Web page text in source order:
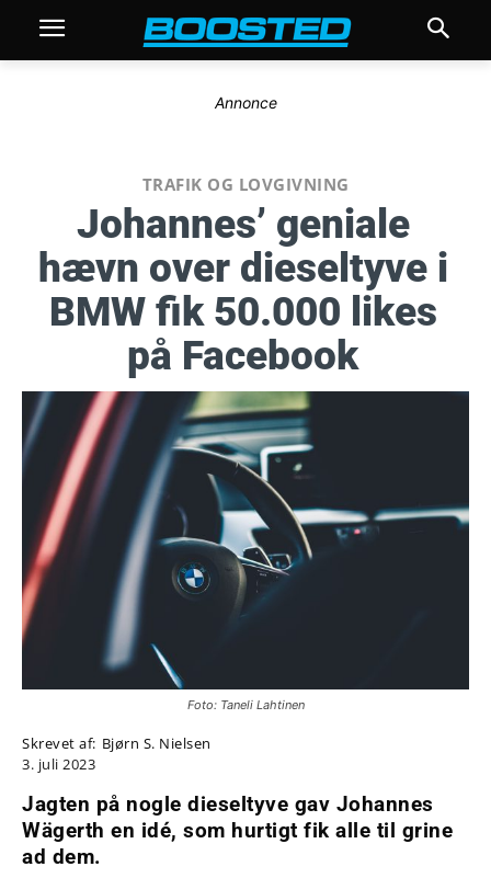
Annonce
TRAFIK OG LOVGIVNING
Johannes’ geniale
hævn over dieseltyve i
BMW fik 50.000 likes
på Facebook
Foto: Taneli Lahtinen
Skrevet af: Bjørn S. Nielsen
3. juli 2023
Jagten på nogle dieseltyve gav Johannes
Wägerth en idé, som hurtigt fik alle til grine
ad dem.